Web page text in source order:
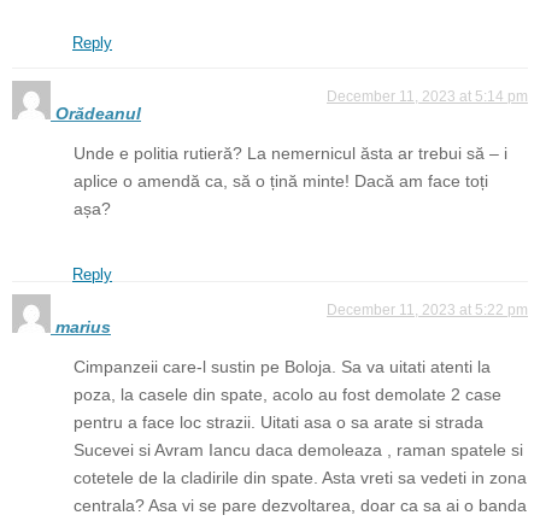
Reply
Orădeanul
December 11, 2023 at 5:14 pm
Unde e politia rutieră? La nemernicul ăsta ar trebui să – i
aplice o amendă ca, să o țină minte! Dacă am face toți
așa?
Reply
marius
December 11, 2023 at 5:22 pm
Cimpanzeii care-l sustin pe Boloja. Sa va uitati atenti la
poza, la casele din spate, acolo au fost demolate 2 case
pentru a face loc strazii. Uitati asa o sa arate si strada
Sucevei si Avram Iancu daca demoleaza , raman spatele si
cotetele de la cladirile din spate. Asta vreti sa vedeti in zona
centrala? Asa vi se pare dezvoltarea, doar ca sa ai o banda